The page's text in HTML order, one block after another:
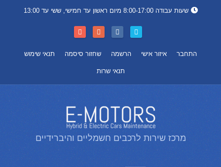
שעות עבודה 8:00-17:00 מיום ראשון עד חמישי, ששי עד 13:00
התחבר איזור אישי הרשמה שחזור סיסמה תנאי שימוש
תנאי שרות
מרכז שירות לרכבים חשמליים והיברידיים